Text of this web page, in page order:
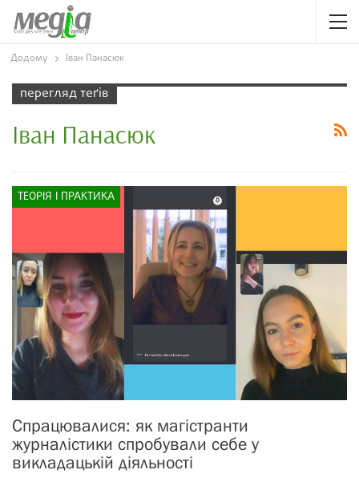
Додому Іван Панасюк
перегляд теґів
Іван Панасюк
ТЕОРІЯ І ПРАКТИКА
Спрацювалися: як магістранти
журналістики спробували себе у
викладацькій діяльності